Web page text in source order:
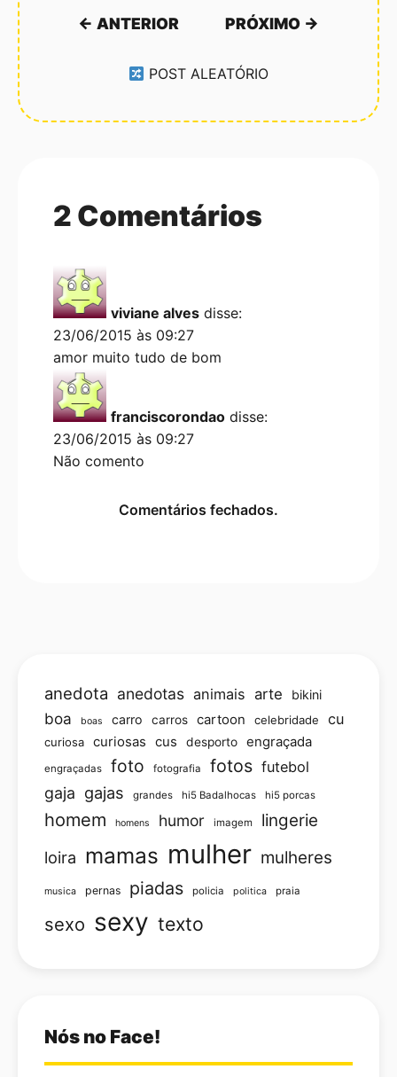
← ANTERIOR PRÓXIMO →
POST ALEATÓRIO
2 Comentários
viviane alves disse:
23/06/2015 às 09:27
amor muito tudo de bom
franciscorondao disse:
23/06/2015 às 09:27
Não comento
Comentários fechados.
anedota anedotas animais arte bikini
boa boas carro carros cartoon celebridade cu
curiosa curiosas cus desporto engraçada
engraçadas foto fotografia fotos futebol
gaja gajas grandes hi5 Badalhocas hi5 porcas
homem homens humor imagem lingerie
loira mamas mulher mulheres
musica pernas piadas policia politica praia
sexo sexy texto
Nós no Face!